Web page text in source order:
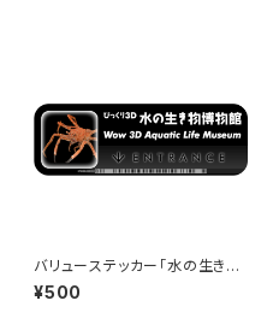
バリューステッカー「水の生き物
博物館」 - 150x50mm - Wow
3D Museum Entrance
¥500